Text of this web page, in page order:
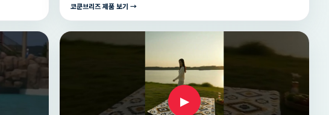
코쿤브리즈 제품 보기 →
▶